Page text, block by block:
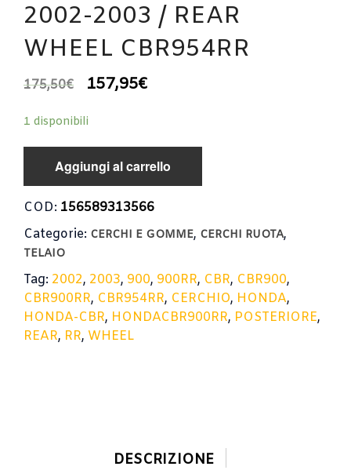
2002-2003 / REAR
WHEEL CBR954RR
175,50€ 157,95€
1 disponibili
Aggiungi al carrello
COD: 156589313566
Categorie: CERCHI E GOMME, CERCHI RUOTA,
TELAIO
Tag: 2002, 2003, 900, 900RR, CBR, CBR900,
CBR900RR, CBR954RR, CERCHIO, HONDA,
HONDA-CBR, HONDACBR900RR, POSTERIORE,
REAR, RR, WHEEL
DESCRIZIONE